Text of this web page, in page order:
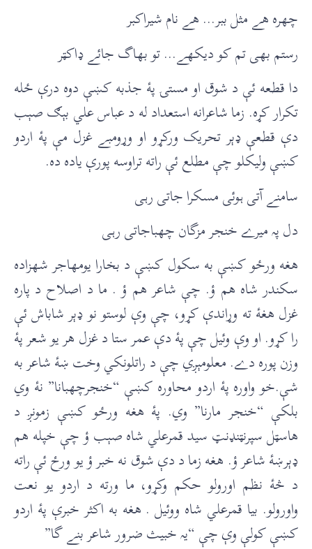
چهره هے مثل ببر… هے نام شيراکبر
رستم بهى تم کو ديکهے… تو بهاگ جائے ډاکټر
دا قطعه ئې د شوق او مستۍ پۀ جذبه کښې دوه درې ځله
تکرار کړه. زما شاعرانه استعداد له د عباس علي بېګ صېب
دې قطعې ډېر تحريک ورکړو او وړومبے غزل مې پۀ اردو
کښې وليکلو چې مطلع ئې راته تراوسه پورې ياده ده.
سامنے آتى ہوئى مسکرا جاتى رہی
دل پہ ميرے خنجر مزگان چھباجاتى رہی
هغه ورځو کښې به سکول کښې د بخارا يومهاجر شهزاده
سکندر شاه هم ؤ. چې شاعر هم ؤ . ما د اصلاح د پاره
غزل هغۀ ته وړاندې کړو، چې وې لوستو نو ډېر شاباش ئې
را کړو. او وې وئيل چې پۀ دې عمر ستا د غزل هر يو شعر پۀ
وزن پوره دے. معلومېږي چې د راتلونکي وخت ښۀ شاعر به
شې.خو واوره پۀ اردو محاوره کښې “خنجرچهبانا” نۀ وي
بلکې “خنجر مارنا” وي. پۀ هغه ورځو کښې زمونږ د
هاسټل سپرنټنډنټ سيد قمرعلي شاه صېب ؤ چې خپله هم
ډېرښۀ شاعر ؤ. هغه زما د دې شوق نه خبر ؤ يو ورځ ئې راته
د څۀ نظم اورولو حکم وکړو، ما ورته د اردو يو نعت
واورولو. بيا قمرعلي شاه ووئيل . هغه به اکثر خبرې پۀ اردو
کښې کولې وې چې “یہ خبیث ضرور شاعر بنے گا”